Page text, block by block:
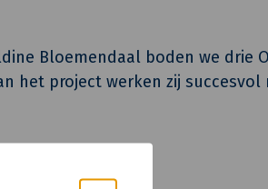
Bloemendaal boden we drie
het project werken zij succesvol